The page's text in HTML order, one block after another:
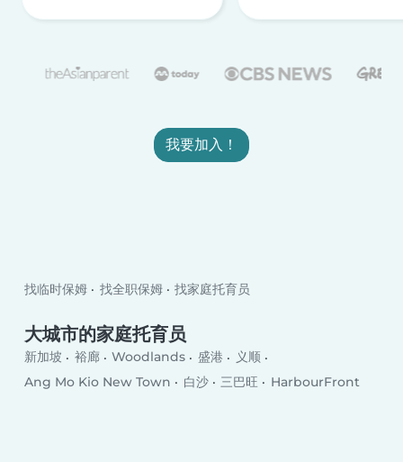
我要加入！
找临时保姆 找全职保姆 找家庭托育员
大城市的家庭托育员
新加坡 裕廊 Woodlands 盛港
义顺
Ang Mo Kio New Town
白沙 三巴旺 HarbourFront